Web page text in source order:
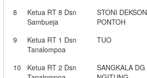
8
Ketua RT 8 Dsn
Sambueja
STONI DEKSON
PONTOH
9
Ketua RT 1 Dsn
Tanalompoa
TUO
10
Ketua RT 2 Dsn
SANGKALA DG